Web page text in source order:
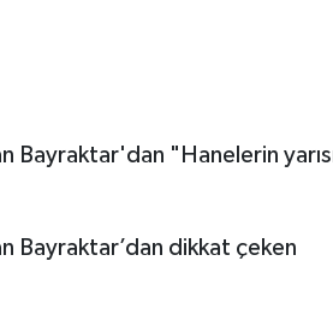
Bayraktar'dan "Hanelerin
Bayraktar’dan dikkat çeken